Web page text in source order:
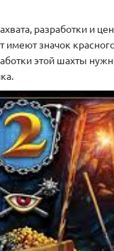
разработки и
значок
этой шахты